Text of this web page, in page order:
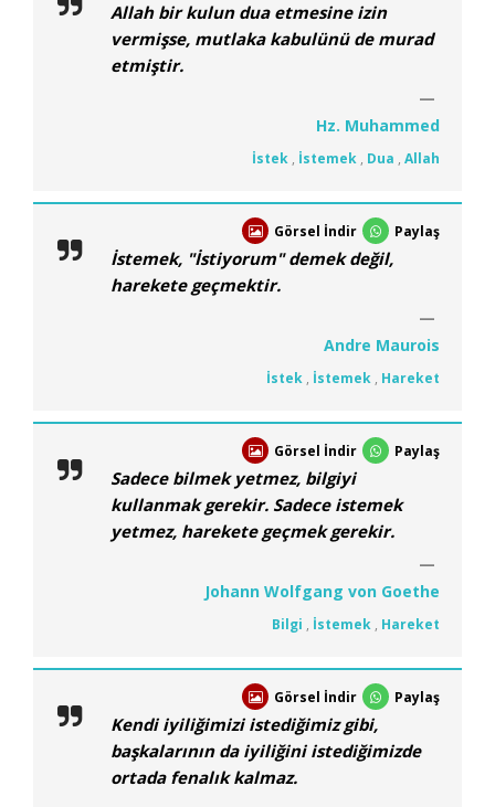
Allah bir kulun dua etmesine izin
vermişse, mutlaka kabulünü de murad
etmiştir.
Hz. Muhammed
İstek , İstemek , Dua , Allah
Görsel İndir Paylaş
İstemek, "İstiyorum" demek değil,
harekete geçmektir.
Andre Maurois
İstek , İstemek , Hareket
Görsel İndir Paylaş
Sadece bilmek yetmez, bilgiyi
kullanmak gerekir. Sadece istemek
yetmez, harekete geçmek gerekir.
Johann Wolfgang von Goethe
Bilgi , İstemek , Hareket
Görsel İndir Paylaş
Kendi iyiliğimizi istediğimiz gibi,
başkalarının da iyiliğini istediğimizde
ortada fenalık kalmaz.